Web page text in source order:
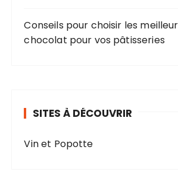
Conseils pour choisir les
chocolat pour vos pâtisseries
SITES À DÉCOUVRIR
Vin et Popotte